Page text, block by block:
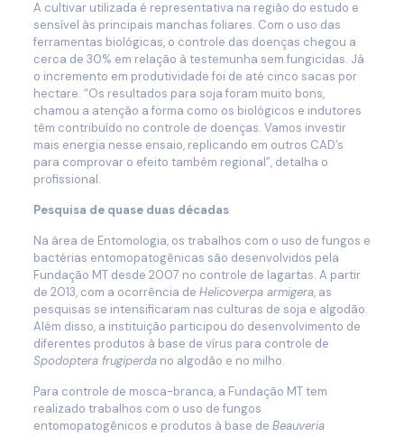
A cultivar utilizada é representativa na região do estudo e
sensível às principais manchas foliares. Com o uso das
ferramentas biológicas, o controle das doenças chegou a
cerca de 30% em relação à testemunha sem fungicidas. Já
o incremento em produtividade foi de até cinco sacas por
hectare. “Os resultados para soja foram muito bons,
chamou a atenção a forma como os biológicos e indutores
têm contribuído no controle de doenças. Vamos investir
mais energia nesse ensaio, replicando em outros CAD’s
para comprovar o efeito também regional”, detalha o
profissional.
Pesquisa de quase duas décadas
Na área de Entomologia, os trabalhos com o uso de fungos e
bactérias entomopatogênicas são desenvolvidos pela
Fundação MT desde 2007 no controle de lagartas. A partir
de 2013, com a ocorrência de Helicoverpa armigera, as
pesquisas se intensificaram nas culturas de soja e algodão.
Além disso, a instituição participou do desenvolvimento de
diferentes produtos à base de vírus para controle de
Spodoptera frugiperdano algodão e no milho.
Para controle de mosca-branca, a Fundação MT tem
realizado trabalhos com o uso de fungos
entomopatogênicos e produtos à base de Beauveria